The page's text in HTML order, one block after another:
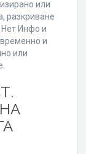
или
разкриване
Инфо и
и
или